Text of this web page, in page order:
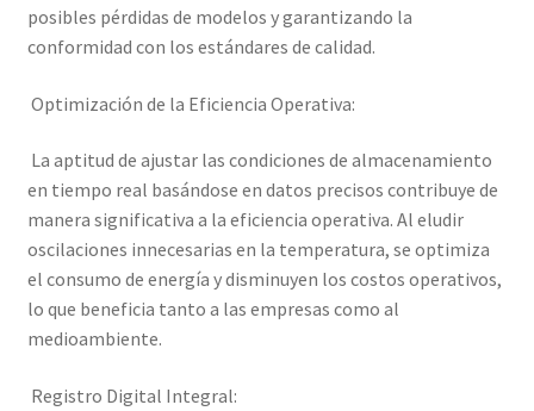
posibles pérdidas de modelos y garantizando la
conformidad con los estándares de calidad.
Optimización de la Eficiencia Operativa:
La aptitud de ajustar las condiciones de almacenamiento
en tiempo real basándose en datos precisos contribuye de
manera significativa a la eficiencia operativa. Al eludir
oscilaciones innecesarias en la temperatura, se optimiza
el consumo de energía y disminuyen los costos operativos,
lo que beneficia tanto a las empresas como al
medioambiente.
Registro Digital Integral: